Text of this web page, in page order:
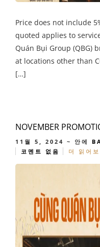
Price does not include
quoted applies to
Quán Bụi Group (QBG)
at locations other than
[…]
NOVEMBER
11월 5, 2024 ~ 안에
코멘트 없음
더 읽어보